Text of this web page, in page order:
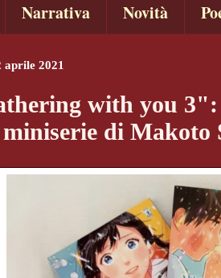
Narrativa Novità
aprile 2021
with you
di Makoto